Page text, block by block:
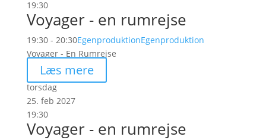
19:30
Voyager - en rumrejse
19:30 - 20:30EgenproduktionEgenproduktion
Voyager - En Rumrejse
Læs mere
torsdag
25. feb 2027
19:30
Voyager - en rumrejse